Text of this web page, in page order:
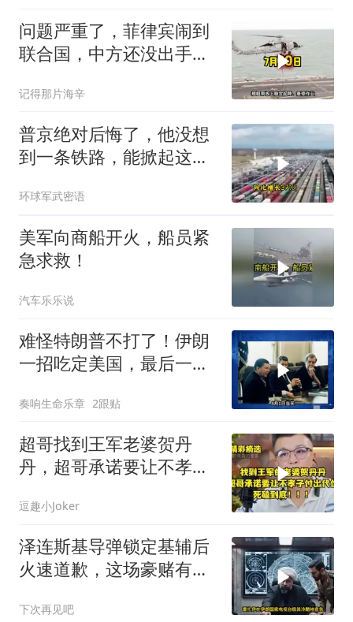
问题严重了，菲律宾闹到
联合国，中方还没出手，
记得那片海辛
普京绝对后悔了，他没想
到一条铁路，能掀起这么
改写
环球军武密语
美军向商船开火，船员紧
急求救！
汽车乐乐说
难怪特朗普不打了！伊朗
一招吃定美国，最后一
奏响生命乐章 2跟贴
超哥找到王军老婆贺丹
丹，超哥承诺要让不孝子
逗趣小Joker
泽连斯基导弹锁定基辅后
火速道歉，这场豪赌有多
下次再见吧